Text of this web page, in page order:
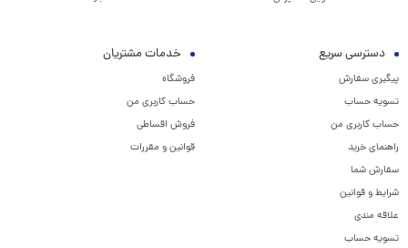
دسترسی سریع
پیگیری سفارش
تسویه حساب
حساب کاربری من
راهنمای خرید
سفارش شما
شرایط و قوانین
علاقه مندی
تسویه حساب
خدمات مشتریان
فروشگاه
حساب کاربری من
فروش اقساطی
قوانین و مقررات